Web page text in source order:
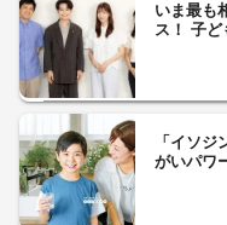
いま最も
ス！ 子ど
「イソ
がいパワ